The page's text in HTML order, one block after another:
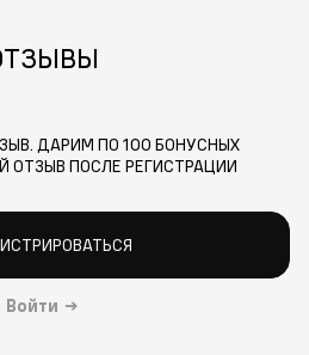
ДАРИМ ПО 100 БОНУСНЫХ
ОТЗЫВ ПОСЛЕ РЕГИСТРАЦИИ
Войти →